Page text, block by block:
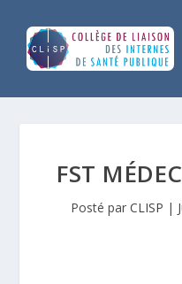
FST
Posté par CLISP |